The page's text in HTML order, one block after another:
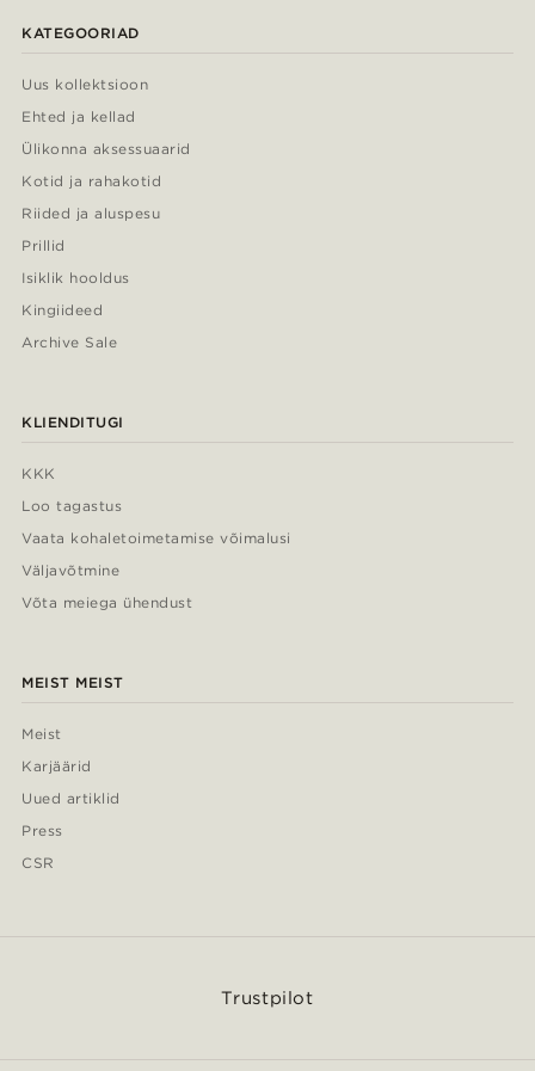
KATEGOORIAD
Uus kollektsioon
Ehted ja kellad
Ülikonna aksessuaarid
Kotid ja rahakotid
Riided ja aluspesu
Prillid
Isiklik hooldus
Kingiideed
Archive Sale
KLIENDITUGI
KKK
Loo tagastus
Vaata kohaletoimetamise võimalusi
Väljavõtmine
Võta meiega ühendust
MEIST MEIST
Meist
Karjäärid
Uued artiklid
Press
CSR
Trustpilot